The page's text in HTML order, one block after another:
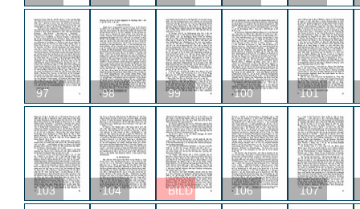
97 98 99 100 101
103 104 BILD 106 107